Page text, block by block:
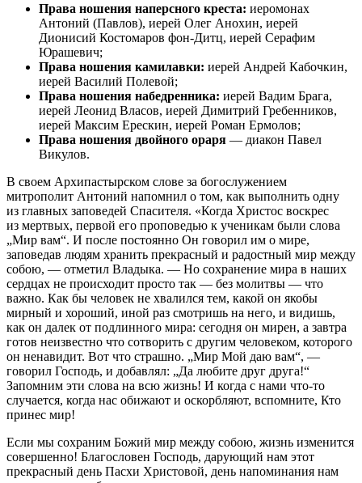
Права ношения наперсного креста: иеромонах
Антоний (Павлов), иерей Олег Анохин, иерей
Дионисий Костомаров фон-Дитц, иерей Серафим
Юрашевич;
Права ношения камилавки: иерей Андрей Кабочкин,
иерей Василий Полевой;
Права ношения набедренника: иерей Вадим Брага,
иерей Леонид Власов, иерей Димитрий Гребенников,
иерей Максим Ерескин, иерей Роман Ермолов;
Права ношения двойного ораря — диакон Павел
Викулов.
В своем Архипастырском слове за богослужением
митрополит Антоний напомнил о том, как выполнить одну
из главных заповедей Спасителя. «Когда Христос воскрес
из мертвых, первой его проповедью к ученикам были слова
„Мир вам“. И после постоянно Он говорил им о мире,
заповедав людям хранить прекрасный и радостный мир между
собою, — отметил Владыка. — Но сохранение мира в наших
сердцах не происходит просто так — без молитвы — что
важно. Как бы человек не хвалился тем, какой он якобы
мирный и хороший, иной раз смотришь на него, и видишь,
как он далек от подлинного мира: сегодня он мирен, а завтра
готов неизвестно что сотворить с другим человеком, которого
он ненавидит. Вот что страшно. „Мир Мой даю вам“, —
говорил Господь, и добавлял: „Да любите друг друга!“
Запомним эти слова на всю жизнь! И когда с нами что-то
случается, когда нас обижают и оскорбляют, вспомните, Кто
принес мир!
Если мы сохраним Божий мир между собою, жизнь изменится
совершенно! Благословен Господь, дарующий нам этот
прекрасный день Пасхи Христовой, день напоминания нам